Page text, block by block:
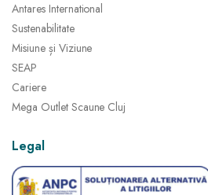
Antares International
Sustenabilitate
Misiune și Viziune
SEAP
Cariere
Mega Outlet Scaune Cluj
Legal